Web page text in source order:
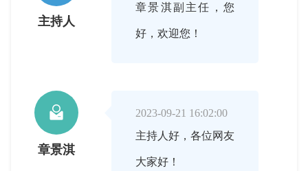
主持人
章景淇副主任，您
好，欢迎您！

章景淇
2023-09-21 16:02:00
主持人好，各位网友
大家好！